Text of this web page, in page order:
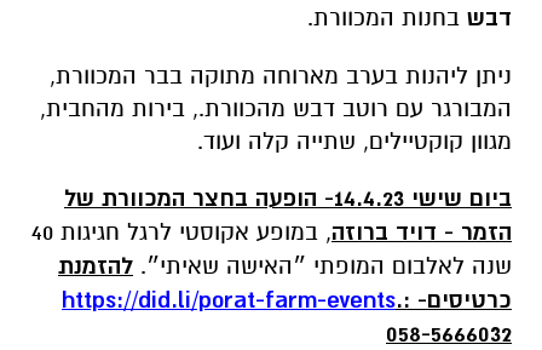
דבש בחנות המכוורת.
ניתן ליהנות בערב מארוחה מתוקה בבר המכוורת,
המבורגר עם רוטב דבש מהכוורת., בירות מהחבית,
מגוון קוקטיילים, שתייה קלה ועוד.
ביום שישי 14.4.23- הופעה בחצר המכוורת של
הזמר - דויד ברוזה
, במופע אקוסטי לרגל חגיגות 40
שנה לאלבום המופתי ״האישה שאיתי״. להזמנת
כרטיסים-
https://did.li/porat-farm-events.:
058-5666032